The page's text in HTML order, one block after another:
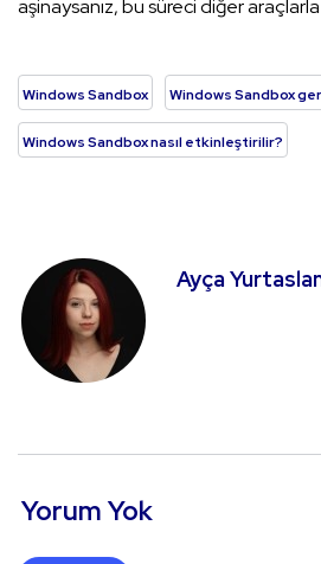
aşinaysanız, bu süreci diğer
Windows Sandbox Windows Sandbox
Windows Sandbox nasıl etkinleştirilir?
Ayça
Yorum Yok